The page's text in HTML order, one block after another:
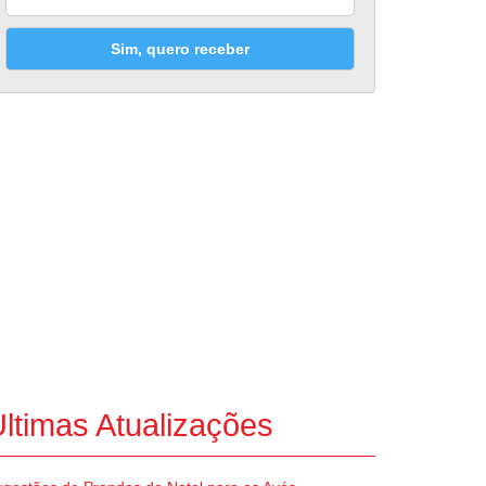
Sim, quero receber
Atualizações